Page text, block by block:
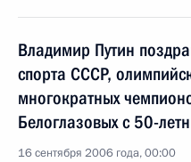
Владимир Путин
спорта СССР,
многократных
Белоглазовых с 50-
16 сентября 2006 года, 00:00